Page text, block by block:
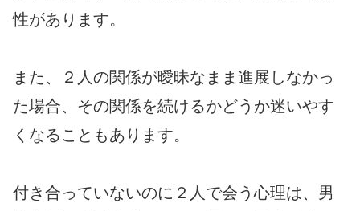
性があります。
また、２人の関係が曖昧なまま進展しなかっ
た場合、その関係を続けるかどうか迷いやす
くなることもあります。
付き合っていないのに２人で会う心理は、男